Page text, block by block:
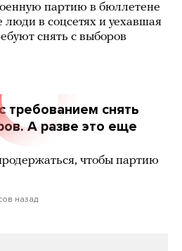
партию в бюллетене
в соцсетях и уехавшая
снять с выборов
требованием снять
А разве это еще
чтобы партию
назад